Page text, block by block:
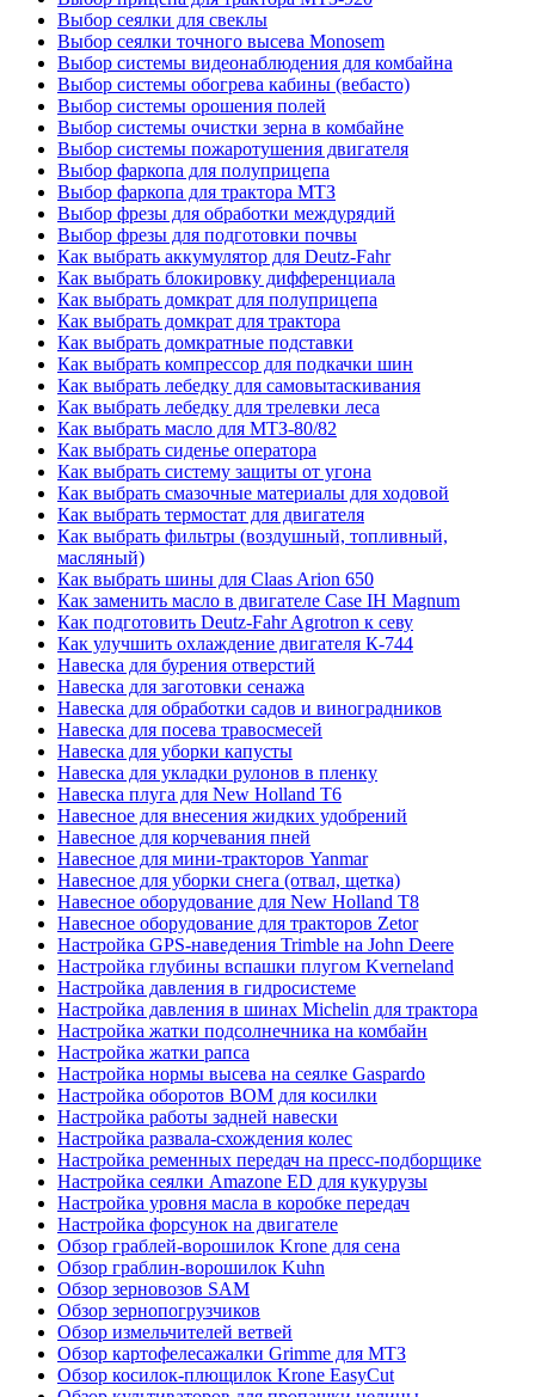
Выбор сеялки для свеклы
Выбор сеялки точного высева Monosem
Выбор системы видеонаблюдения для комбайна
Выбор системы обогрева кабины (вебасто)
Выбор системы орошения полей
Выбор системы очистки зерна в комбайне
Выбор системы пожаротушения двигателя
Выбор фаркопа для полуприцепа
Выбор фаркопа для трактора МТЗ
Выбор фрезы для обработки междурядий
Выбор фрезы для подготовки почвы
Как выбрать аккумулятор для Deutz-Fahr
Как выбрать блокировку дифференциала
Как выбрать домкрат для полуприцепа
Как выбрать домкрат для трактора
Как выбрать домкратные подставки
Как выбрать компрессор для подкачки шин
Как выбрать лебедку для самовытаскивания
Как выбрать лебедку для трелевки леса
Как выбрать масло для МТЗ-80/82
Как выбрать сиденье оператора
Как выбрать систему защиты от угона
Как выбрать смазочные материалы для ходовой
Как выбрать термостат для двигателя
Как выбрать фильтры (воздушный, топливный,
масляный)
Как выбрать шины для Claas Arion 650
Как заменить масло в двигателе Case IH Magnum
Как подготовить Deutz-Fahr Agrotron к севу
Как улучшить охлаждение двигателя К-744
Навеска для бурения отверстий
Навеска для заготовки сенажа
Навеска для обработки садов и виноградников
Навеска для посева травосмесей
Навеска для уборки капусты
Навеска для укладки рулонов в пленку
Навеска плуга для New Holland T6
Навесное для внесения жидких удобрений
Навесное для корчевания пней
Навесное для мини-тракторов Yanmar
Навесное для уборки снега (отвал, щетка)
Навесное оборудование для New Holland T8
Навесное оборудование для тракторов Zetor
Настройка GPS-наведения Trimble на John Deere
Настройка глубины вспашки плугом Kverneland
Настройка давления в гидросистеме
Настройка давления в шинах Michelin для трактора
Настройка жатки подсолнечника на комбайн
Настройка жатки рапса
Настройка нормы высева на сеялке Gaspardo
Настройка оборотов ВОМ для косилки
Настройка работы задней навески
Настройка развала-схождения колес
Настройка ременных передач на пресс-подборщике
Настройка сеялки Amazone ED для кукурузы
Настройка уровня масла в коробке передач
Настройка форсунок на двигателе
Обзор граблей-ворошилок Krone для сена
Обзор граблин-ворошилок Kuhn
Обзор зерновозов SAM
Обзор зернопогрузчиков
Обзор измельчителей ветвей
Обзор картофелесажалки Grimme для МТЗ
Обзор косилок-плющилок Krone EasyCut